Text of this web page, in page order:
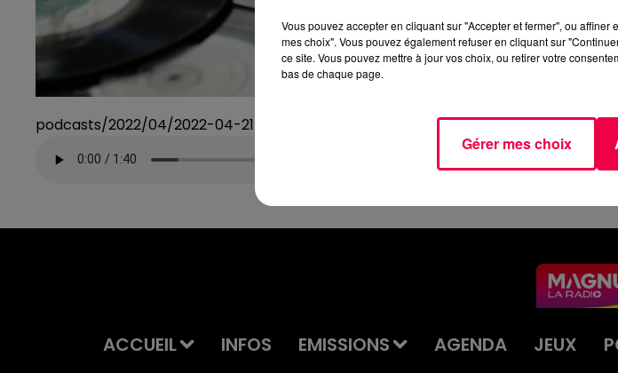
podcasts/2022/04/2022-04-21-11-55-41_L2ODLT___DISQUAIRE_DAY.mp3
ACCUEIL INFOS EMISSIONS AGENDA JEUX
Vous pouvez accepter en cliquant sur "Accepter et fermer", ou
mes choix". Vous pouvez également refuser en cliquant sur
ce site. Vous pouvez mettre à jour vos choix, ou retirer votre
bas de chaque page.
Gérer mes choix